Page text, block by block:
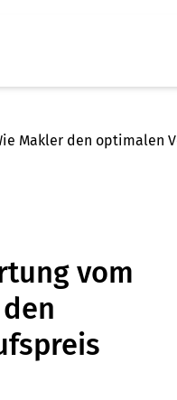
Makler den optimalen
vom